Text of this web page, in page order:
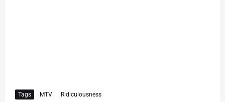
Tags MTV Ridiculousness